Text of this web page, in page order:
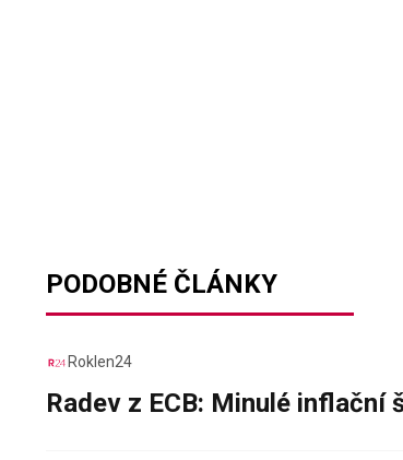
PODOBNÉ ČLÁNKY
Roklen24
Radev z ECB: Minulé inflační